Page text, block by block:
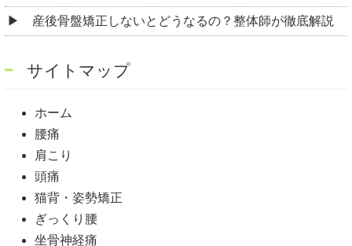
産後骨盤矯正しないとどうなるの？整体師が徹底解説
サイトマップ
ホーム
腰痛
肩こり
頭痛
猫背・姿勢矯正
ぎっくり腰
坐骨神経痛